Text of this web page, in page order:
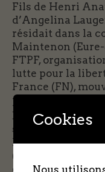
Fils de Henri
d’Angelina
résidait dans la
Maintenon (Eure-
FTPF,
lutte pour la
France (FN),
par le Parti
En décembre
secteur furent
l’occupant et de
(l’inspecteur
d’Eure-et-Loir).
Cookies
Nous